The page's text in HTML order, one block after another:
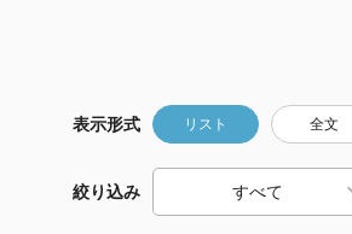
表示形式 リスト 全文
絞り込み